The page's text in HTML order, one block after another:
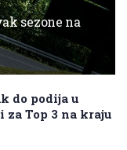
sezone na
do podija u
za Top 3 na kraju